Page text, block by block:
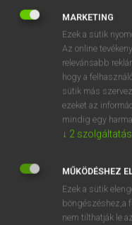
surf-riding
surge chamber
surgeon-dentist
MARKETING
Ezek a sütik
Az online
relevánsabb
hogy a
sütik más
ezeket az
mindig egy
↓ 2 szolgáltatás
MŰKÖDÉSHEZ
Ezek a sütik
böngészéshez,a
nem tilthatják le